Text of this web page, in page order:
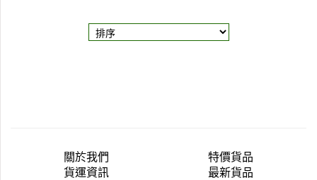
關於我們
貨運資訊
特價貨品
最新貨品